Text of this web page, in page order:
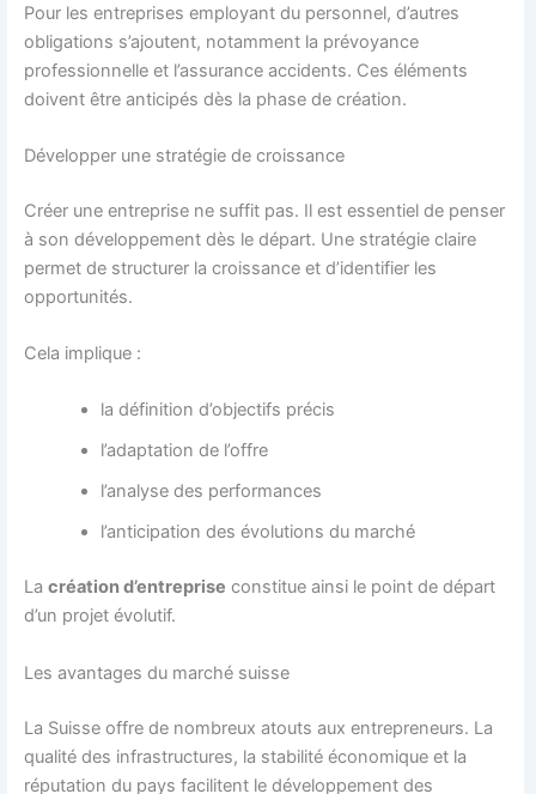
Pour les entreprises employant du personnel, d’autres
obligations s’ajoutent, notamment la prévoyance
professionnelle et l’assurance accidents. Ces éléments
doivent être anticipés dès la phase de création.
Développer une stratégie de croissance
Créer une entreprise ne suffit pas. Il est essentiel de penser
à son développement dès le départ. Une stratégie claire
permet de structurer la croissance et d’identifier les
opportunités.
Cela implique :
la définition d’objectifs précis
l’adaptation de l’offre
l’analyse des performances
l’anticipation des évolutions du marché
Lacréation d’entreprise constitue ainsi le point de départ
d’un projet évolutif.
Les avantages du marché suisse
La Suisse offre de nombreux atouts aux entrepreneurs. La
qualité des infrastructures, la stabilité économique et la
réputation du pays facilitent le développement des